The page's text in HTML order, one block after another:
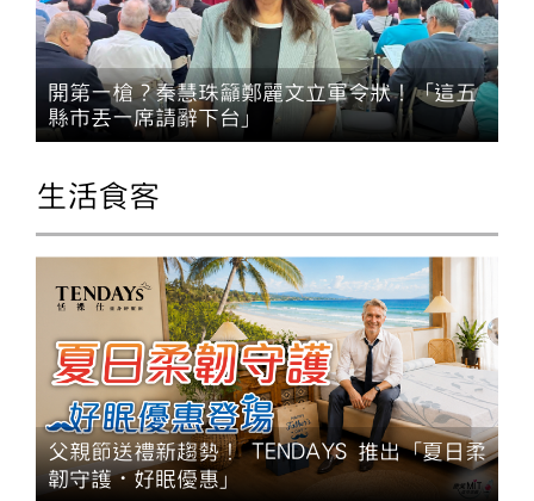
開第一槍？秦慧珠籲鄭麗文立軍令狀！「這五
縣市丟一席請辭下台」
生活食客
父親節送禮新趨勢！ TENDAYS 推出「夏日柔
韌守護・好眠優惠」